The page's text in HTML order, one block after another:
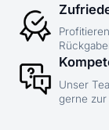
Unser
gerne zur